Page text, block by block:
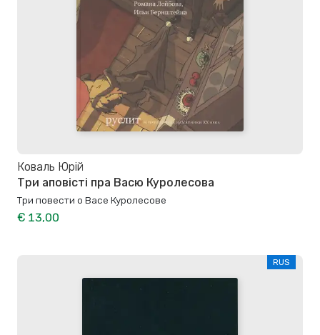
Коваль Юрій
Три аповісті пра Васю Куролесова
Три повести о Васе Куролесове
€ 13,00
RUS